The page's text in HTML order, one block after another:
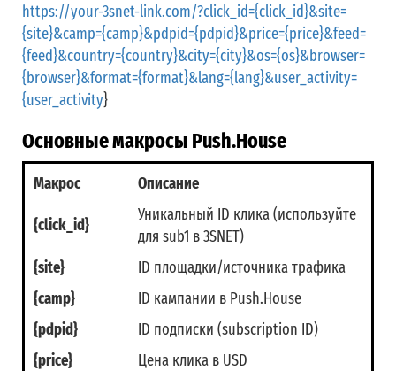
https://your-3snet-link.com/?click_id={click_id}&site=
{site}&camp={camp}&pdpid={pdpid}&price={price}&feed=
{feed}&country={country}&city={city}&os={os}&browser=
{browser}&format={format}&lang={lang}&user_activity=
{user_activity}
Основные макросы Push.House
Макрос Описание
{click_id}
Уникальный ID клика (используйте
для sub1 в 3SNET)
{site}
ID площадки/источника трафика
{camp}
ID кампании в Push.House
{pdpid}
ID подписки (subscription ID)
{price}
Цена клика в USD